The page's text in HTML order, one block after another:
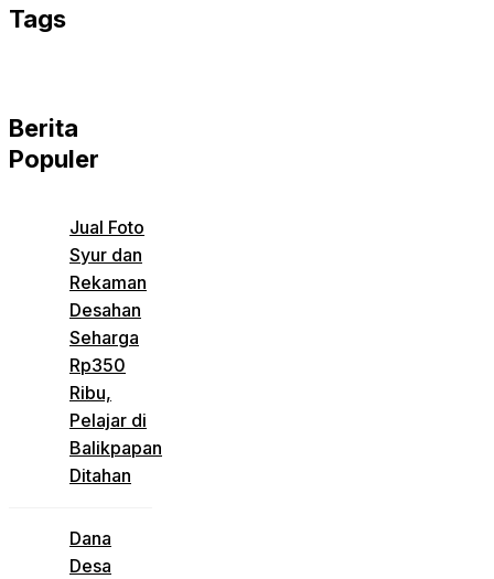
Tags
Berita
Populer
Jual Foto
Syur dan
Rekaman
Desahan
Seharga
Rp350
Ribu,
Pelajar di
Balikpapan
Ditahan
Dana
Desa